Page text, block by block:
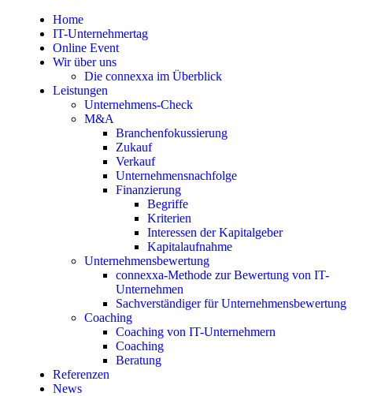
Home
IT-Unternehmertag
Online Event
Wir über uns
Die connexxa im Überblick
Leistungen
Unternehmens-Check
M&A
Branchenfokussierung
Zukauf
Verkauf
Unternehmensnachfolge
Finanzierung
Begriffe
Kriterien
Interessen der Kapitalgeber
Kapitalaufnahme
Unternehmensbewertung
connexxa-Methode zur Bewertung von IT-
Unternehmen
Sachverständiger für Unternehmensbewertung
Coaching
Coaching von IT-Unternehmern
Coaching
Beratung
Referenzen
News